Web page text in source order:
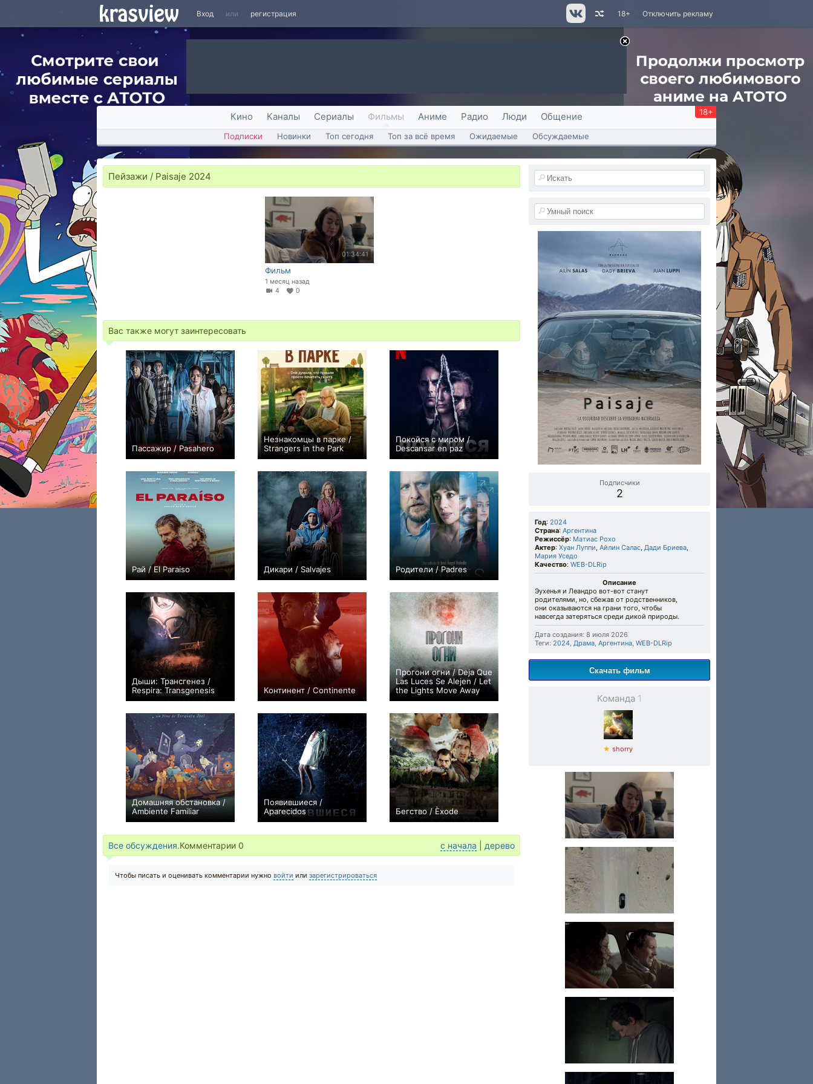
Вход или регистрация Отключить рекламу
18+
Кино Каналы Сериалы Фильмы Аниме Радио Люди Общение 18+
Подписки Новинки Топ сегодня Топ за всё время Ожидаемые Обсуждаемые
Пейзажи / Paisaje 2024
01:34:41
Фильм
1 месяц назад
4
0
Вас также могут заинтересовать
Пассажир / Pasahero
0
Незнакомцы в парке /
Strangers in the Park
0
Покойся с миром /
Descansar en paz
+7
Рай / El Paraiso
0
Дикари / Salvajes
0
Родители / Padres
0
Дыши: Трансгенез /
Respira: Transgenesis
−1
Континент / Continente
−2
Прогони огни / Deja Que
Las Luces Se Alejen / Let
the Lights Move Away
0
Домашняя обстановка /
Ambiente Familiar
0
Появившиеся /
Aparecidos
+1
Бегство / Èxode
0
Все обсуждения.Комментарии 0 с начала дерево
Чтобы писать и оценивать комментарии нужно войти или зарегистрироваться
Подписчики
2
Год: 2024
Страна: Аргентина
Режиссёр: Матиас Рохо
Актер: Хуан Луппи, Айлин Салас, Дади Бриева,
Мария Уседо
Качество: WEB-DLRip
Описание
Эухенья и Леандро вот-вот станут
родителями, но, сбежав от родственников,
они оказываются на грани того, чтобы
навсегда затеряться среди дикой природы.
Дата создания: 8 июля 2026
Теги: 2024, Драма, Аргентина, WEB-DLRip
Скачать фильм
Команда 1
★ shorry